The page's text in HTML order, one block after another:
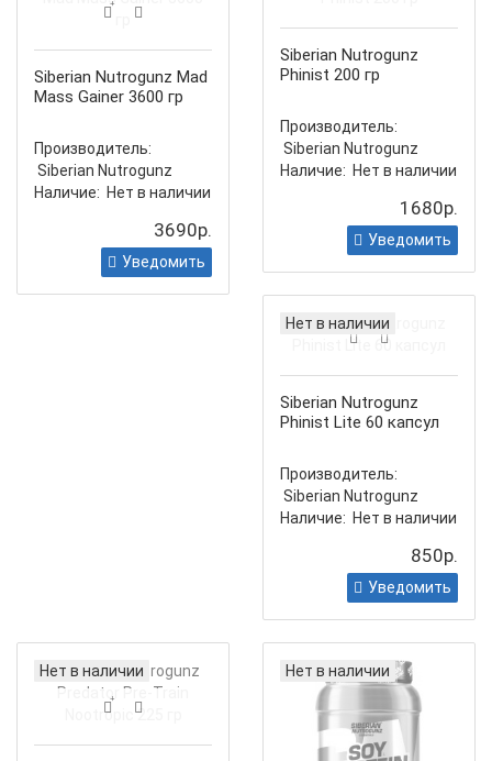
Siberian Nutrogunz Mad
Mass Gainer 3600 гр
Производитель:
Siberian Nutrogunz
Наличие: Нет в наличии
3690р.
Уведомить
Siberian Nutrogunz
Phinist 200 гр
Производитель:
Siberian Nutrogunz
Наличие: Нет в наличии
1680р.
Уведомить
Нет в наличии
Siberian Nutrogunz
Phinist Lite 60 капсул
Производитель:
Siberian Nutrogunz
Наличие: Нет в наличии
850р.
Уведомить
Нет в наличии Нет в наличии